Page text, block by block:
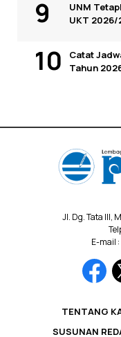
UNM
UKT 2026/
Catat
Tahun
Jl. Dg. Tata III,
E-mail
TENTANG
SUSUNAN